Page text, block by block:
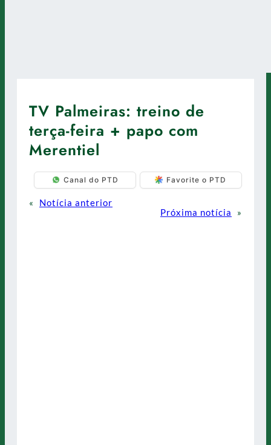
TV Palmeiras: treino de
terça-feira + papo com
Merentiel
Canal do PTD Favorite o PTD
«
Notícia anterior
Próxima notícia
»